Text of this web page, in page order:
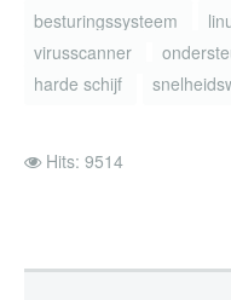
besturingssysteem
virusscanner
harde schijf
Hits: 9514